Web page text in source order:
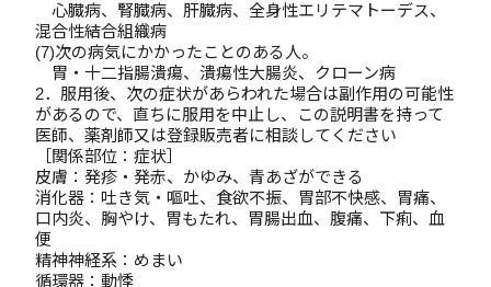
心臓病、腎臓病、肝臓病、全身性エリテマトーデス、
混合性結合組織病
(7)次の病気にかかったことのある人。
胃・十二指腸潰瘍、潰瘍性大腸炎、クローン病
2．服用後、次の症状があらわれた場合は副作用の可能性
があるので、直ちに服用を中止し、この説明書を持って
医師、薬剤師又は登録販売者に相談してください
［関係部位：症状］
皮膚：発疹・発赤、かゆみ、青あざができる
消化器：吐き気・嘔吐、食欲不振、胃部不快感、胃痛、
口内炎、胸やけ、胃もたれ、胃腸出血、腹痛、下痢、血
便
精神神経系：めまい
循環器：動悸